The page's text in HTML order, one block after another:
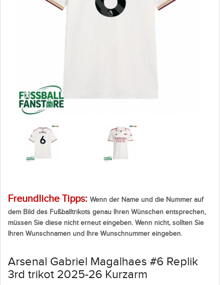
Freundliche Tipps: Wenn der Name und die Nummer auf
dem Bild des Fußballtrikots genau Ihren Wünschen entsprechen,
müssen Sie diese nicht erneut eingeben. Wenn nicht, sollten Sie
Ihren Wunschnamen und Ihre Wunschnummer eingeben.
Arsenal Gabriel Magalhaes #6 Replik
3rd trikot 2025-26 Kurzarm